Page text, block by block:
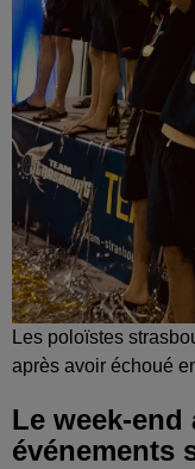
Les poloïstes
après avoir échoué
Le week-end
événements